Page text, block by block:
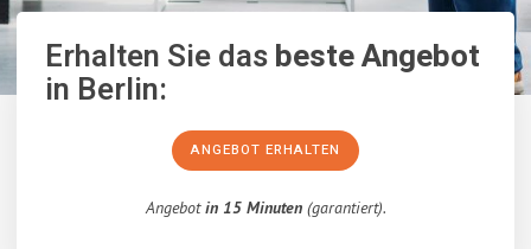
Erhalten Sie dasbeste Angebot
in Berlin:
ANGEBOT ERHALTEN
Angebotin 15 Minuten(garantiert).